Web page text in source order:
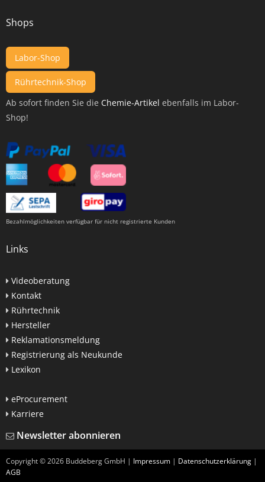
Shops
Labor-Shop
Rührtechnik-Shop
Ab sofort finden Sie die Chemie-Artikel ebenfalls im Labor-
Shop!
Bezahlmöglichkeiten verfügbar für nicht registrierte Kunden
Links
Videoberatung
Kontakt
Rührtechnik
Hersteller
Reklamationsmeldung
Registrierung als Neukunde
Lexikon
eProcurement
Karriere
Newsletter abonnieren
Copyright ©2026 Buddeberg GmbH | Impressum | Datenschutzerklärung |
AGB